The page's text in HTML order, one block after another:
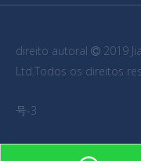
direito autoral  2019
Ltd.Todos os direitos
苏ICP
号-3